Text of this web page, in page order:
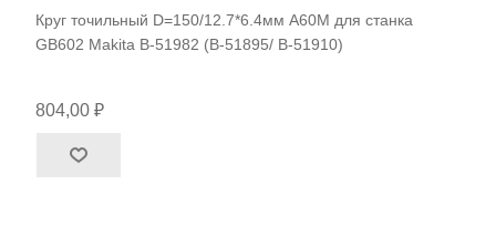
Круг точильный D=150/12.7*6.4мм A60M для станка
GB602 Makita B-51982 (B-51895/ B-51910)
804,00 ₽